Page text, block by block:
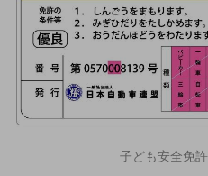
子ども安全免